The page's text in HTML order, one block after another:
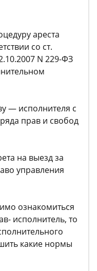
ареста
со ст.
N 229-ФЗ
— исполнителя с
прав и свобод
на выезд за
управления
ознакомиться
исполнитель, то
какие нормы